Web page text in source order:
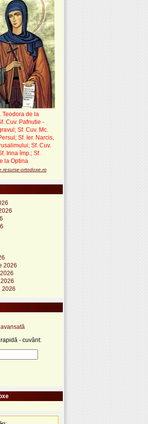
Teodora de la
Cuv. Pafnutie -
; Sf. Cuv. Mc.
Sf. Ier. Narcis,
Sf. Cuv.
Irina împ.; Sf.
la Optina
resurse-ortodoxe.ro
2026
2026
- cuvânt: